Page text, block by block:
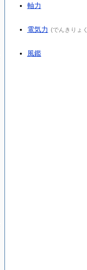
軸力
電気力 (でんきりょく
風鑑